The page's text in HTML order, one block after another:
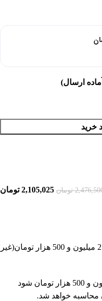
ارسال)
خرید
تومان 2,105,025 تومان
ارسال رایگان برای سفارش های بالای 2 میلیون و 500 هزار تومان(غیر
چنانچه جمع سبد خرید شما بالای 2 میلیون و 500 هزار تومان شود
محاسبه خواهد شد.